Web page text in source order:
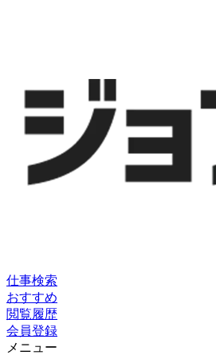
仕事検索
おすすめ
閲覧履歴
会員登録
メニュー